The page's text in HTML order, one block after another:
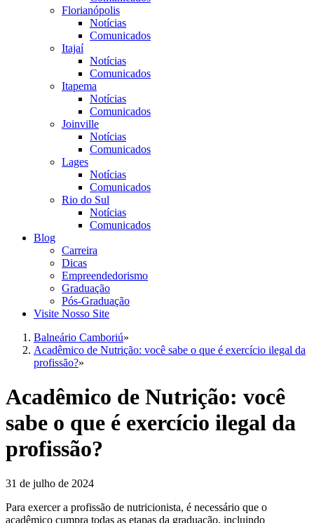
Florianópolis
Notícias
Comunicados
Itajaí
Notícias
Comunicados
Itapema
Notícias
Comunicados
Joinville
Notícias
Comunicados
Lages
Notícias
Comunicados
Rio do Sul
Notícias
Comunicados
Blog
Carreira
Dicas
Empreendedorismo
Graduação
Pós-Graduação
Visite Nosso Site
Balneário Camboriú»
Acadêmico de Nutrição: você sabe o que é exercício ilegal da
profissão?»
Acadêmico de Nutrição: você
sabe o que é exercício ilegal da
profissão?
31 de julho de 2024
Para exercer a profissão de nutricionista, é necessário que o
acadêmico cumpra todas as etapas da graduação, incluindo